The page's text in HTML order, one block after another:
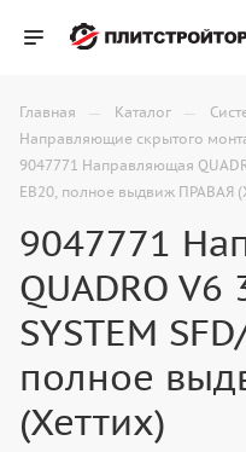
Главная — Каталог —
Направляющие скрытого
9047771 Направляющая
EB20, полное выдвиж ПРАВАЯ
9047771
QUADRO V6
SYSTEM
полное
(Хеттих)